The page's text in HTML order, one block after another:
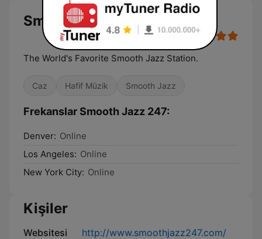
Smooth Jazz 247
The World's Favorite Smooth Jazz Station.
Caz Hafif Müzik Smooth Jazz
Frekanslar Smooth Jazz 247:
Denver: Online
Los Angeles: Online
New York City: Online
Kişiler
Websitesi http://www.smoothjazz247.com/